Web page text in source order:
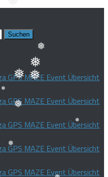
❅
❅
❅
❅ ❅
❅
GPS MAZE Event Übersicht
GPS MAZE Event Übersicht
GPS MAZE Event Übersicht
GPS MAZE Event Übersicht
GPS MAZE Event Übersicht